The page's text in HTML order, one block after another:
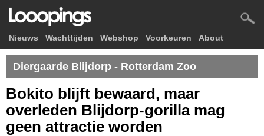
Nieuws Wachttijden Webshop Voorkeuren About
Diergaarde Blijdorp - Rotterdam Zoo
Bokito blijft bewaard, maar
overleden Blijdorp-gorilla mag
geen attractie worden